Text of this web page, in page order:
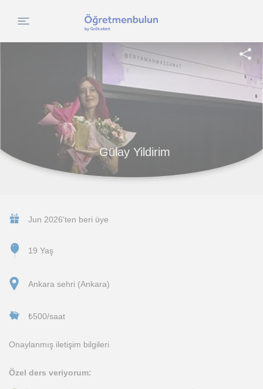
Gülay Yildirim
Jun 2026'ten beri üye
19 Yaş
Ankara sehri (Ankara)
₺500/saat
Onaylanmış iletişim bilgileri
Özel ders veriyorum: